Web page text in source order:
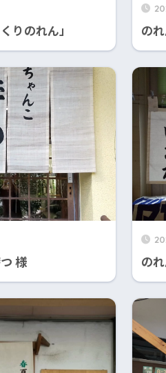
のれん」 の
様 の